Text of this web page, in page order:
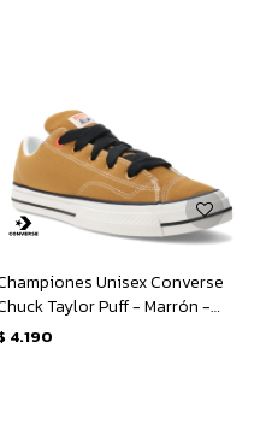
Unisex Converse
Taylor Puff - Marrón -
Mostaza
4.190